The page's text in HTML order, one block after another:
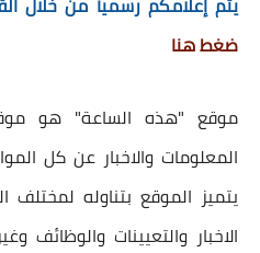
ضغط هنا
موقع "هذه الساعة" هو
المعلومات والاخبار عن كل
يتميز الموقع بتناوله لمختلف
الاخبار والتعيينات والوظائف